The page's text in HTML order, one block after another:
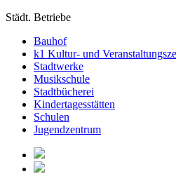
Städt. Betriebe
Bauhof
k1 Kultur- und
Stadtwerke
Musikschule
Stadtbücherei
Kindertagesstätten
Schulen
Jugendzentrum